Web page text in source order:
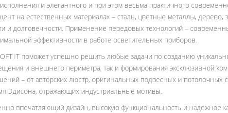
и элегантного и при этом весьма практичного
на естественных материалах – сталь, цветные металлы, дерево,
и долговечности. Применение передовых технологий –
эффективности в работе осветительных приборов.
IT поможет успешно решить любые задачи по созданию
и внешнего периметра, так и формирования эксклюзивной
– от авторских люстр, оригинальных подвесных и потолочных
Эдисона, отражающих индустриальные мотивы.
впечатляющий дизайн, высокую функциональность и надежное